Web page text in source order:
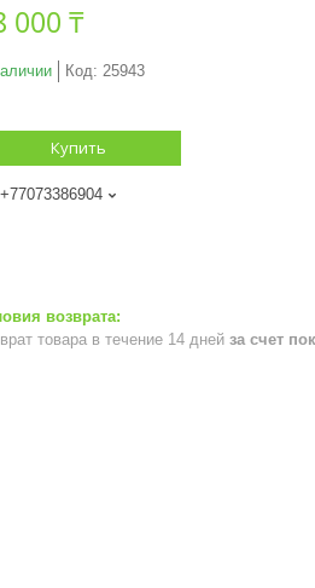
000 ₸
Код: 25943
Купить
+77073386904
товара в течение 14 дней за счет